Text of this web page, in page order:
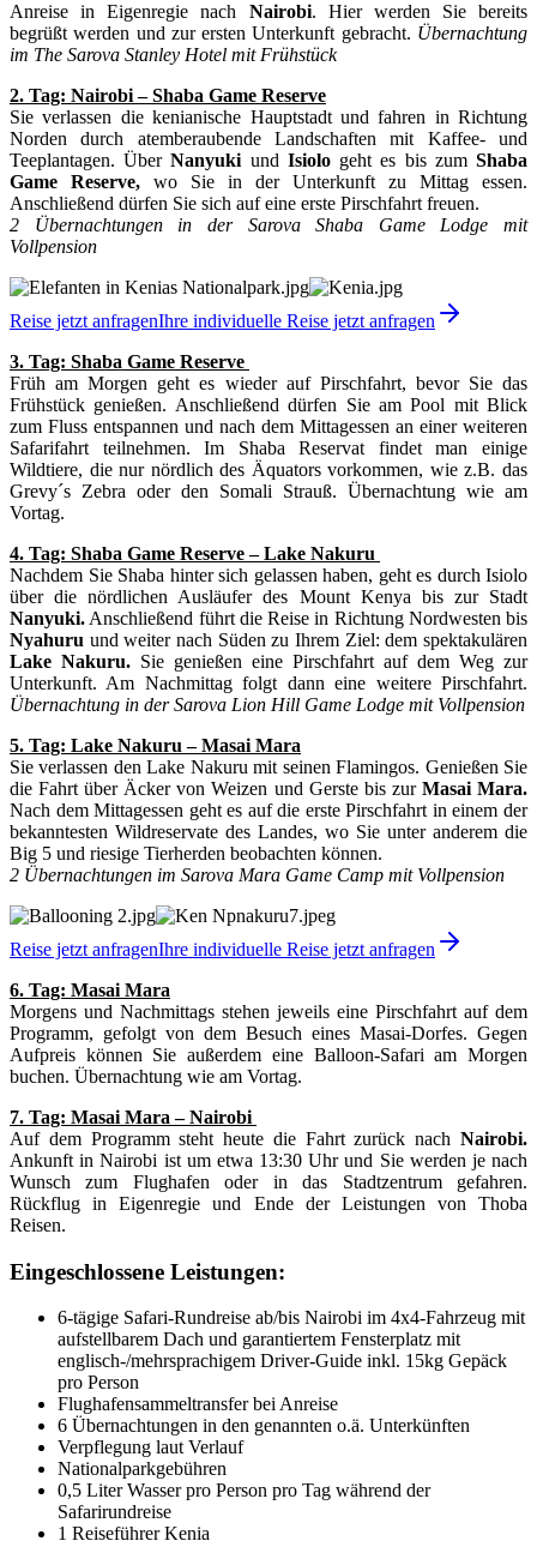
Anreise in Eigenregie nach Nairobi. Hier werden Sie bereits
begrüßt werden und zur ersten Unterkunft gebracht. Übernachtung
im The Sarova Stanley Hotel mit Frühstück
2. Tag: Nairobi – Shaba Game Reserve
Sie verlassen die kenianische Hauptstadt und fahren in Richtung
Norden durch atemberaubende Landschaften mit Kaffee- und
Teeplantagen. ÜberNanyuki und Isiologeht es bis zumShaba
Game Reserve, wo Sie in der Unterkunft zu Mittag essen.
Anschließend dürfen Sie sich auf eine erste Pirschfahrt freuen.
2 Übernachtungen in der Sarova Shaba Game Lodge mit
Vollpension
Reise jetzt anfragenIhre individuelle Reise jetzt anfragen
3. Tag: Shaba Game Reserve
Früh am Morgen geht es wieder auf Pirschfahrt, bevor Sie das
Frühstück genießen. Anschließend dürfen Sie am Pool mit Blick
zum Fluss entspannen und nach dem Mittagessen an einer weiteren
Safarifahrt teilnehmen. Im Shaba Reservat findet man einige
Wildtiere, die nur nördlich des Äquators vorkommen, wie z.B. das
Grevy´s Zebra oder den Somali Strauß. Übernachtung wie am
Vortag.
4. Tag: Shaba Game Reserve – Lake Nakuru
Nachdem Sie Shaba hinter sich gelassen haben, geht es durch Isiolo
über die nördlichen Ausläufer des Mount Kenya bis zur Stadt
Nanyuki. Anschließend führt die Reise in Richtung Nordwesten bis
Nyahuru und weiter nach Süden zu Ihrem Ziel: dem spektakulären
Lake Nakuru. Sie genießen eine Pirschfahrt auf dem Weg zur
Unterkunft. Am Nachmittag folgt dann eine weitere Pirschfahrt.
Übernachtung in der Sarova Lion Hill Game Lodge mit Vollpension
5. Tag: Lake Nakuru – Masai Mara
Sie verlassen den Lake Nakuru mit seinen Flamingos. Genießen Sie
die Fahrt über Äcker von Weizen und Gerste bis zur Masai Mara.
Nach dem Mittagessen geht es auf die erste Pirschfahrt in einem der
bekanntesten Wildreservate des Landes, wo Sie unter anderem die
Big 5 und riesige Tierherden beobachten können.
2 Übernachtungen im Sarova Mara Game Camp mit Vollpension
Reise jetzt anfragenIhre individuelle Reise jetzt anfragen
6. Tag: Masai Mara
Morgens und Nachmittags stehen jeweils eine Pirschfahrt auf dem
Programm, gefolgt von dem Besuch eines Masai-Dorfes. Gegen
Aufpreis können Sie außerdem eine Balloon-Safari am Morgen
buchen. Übernachtung wie am Vortag.
7. Tag: Masai Mara – Nairobi
Auf dem Programm steht heute die Fahrt zurück nach Nairobi.
Ankunft in Nairobi ist um etwa 13:30 Uhr und Sie werden je nach
Wunsch zum Flughafen oder in das Stadtzentrum gefahren.
Rückflug in Eigenregie und Ende der Leistungen von Thoba
Reisen.
Eingeschlossene Leistungen:
6-tägige Safari-Rundreise ab/bis Nairobi im 4x4-Fahrzeug mit
aufstellbarem Dach und garantiertem Fensterplatz mit
englisch-/mehrsprachigem Driver-Guide inkl. 15kg Gepäck
pro Person
Flughafensammeltransfer bei Anreise
6 Übernachtungen in den genannten o.ä. Unterkünften
Verpflegung laut Verlauf
Nationalparkgebühren
0,5 Liter Wasser pro Person pro Tag während der
Safarirundreise
1 Reiseführer Kenia